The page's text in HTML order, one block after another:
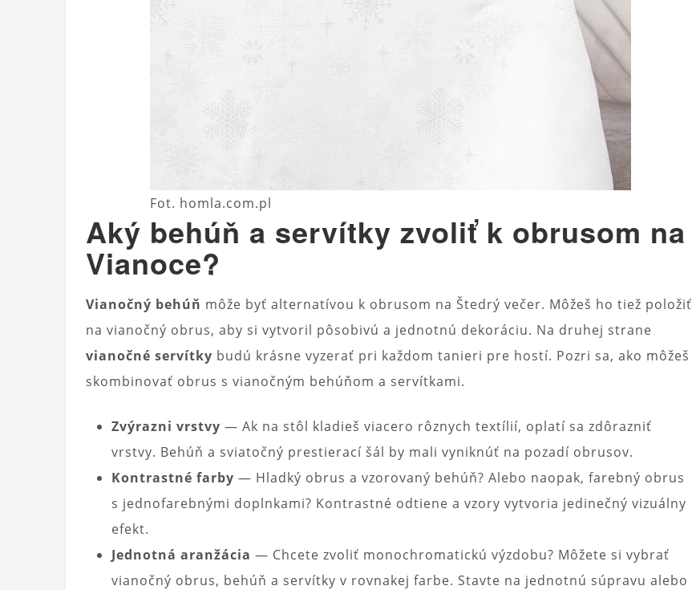
Fot. homla.com.pl
Aký behúň a servítky zvoliť k obrusom na
Vianoce?
Vianočný behúň môže byť alternatívou k obrusom na Štedrý večer. Môžeš ho tiež položiť
na vianočný obrus, aby si vytvoril pôsobivú a jednotnú dekoráciu. Na druhej strane
vianočné servítky budú krásne vyzerať pri každom tanieri pre hostí. Pozri sa, ako môžeš
skombinovať obrus s vianočným behúňom a servítkami.
Zvýrazni vrstvy — Ak na stôl kladieš viacero rôznych textílií, oplatí sa zdôrazniť
vrstvy. Behúň a sviatočný prestierací šál by mali vyniknúť na pozadí obrusov.
Kontrastné farby — Hladký obrus a vzorovaný behúň? Alebo naopak, farebný obrus
s jednofarebnými doplnkami? Kontrastné odtiene a vzory vytvoria jedinečný vizuálny
efekt.
Jednotná aranžácia — Chcete zvoliť monochromatickú výzdobu? Môžete si vybrať
vianočný obrus, behúň a servítky v rovnakej farbe. Stavte na jednotnú súpravu alebo